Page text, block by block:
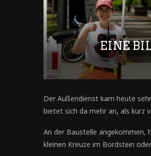
EINE
Der Außendienst kam heute
bietet sich da mehr an, als kurz
An der Baustelle angekommen,
kleinen Kreuze im Bordstein